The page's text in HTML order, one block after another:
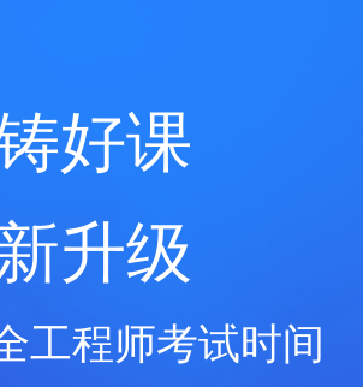
好课
升级
工程师考试时间